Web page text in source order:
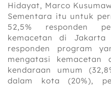
Hidayat, Marco
Sementara itu untuk
52,5% responden
kemacetan di
responden program
mengatasi kemacetan
kendaraan umum
dalam kota (20%),